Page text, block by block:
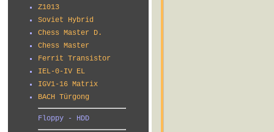
Z1013
Soviet Hybrid
Chess Master D.
Chess Master
Ferrit Transistor
IEL-0-IV EL
IGV1-16 Matrix
BACH Türgong
Floppy - HDD